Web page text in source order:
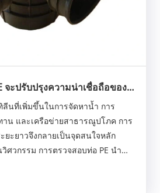
จะปรับปรุงความน่าเชื่อถือของ
ลีนที่เพิ่มขึ้นในการจัดหาน้ำ การ
น และเครือข่ายสาธารณูปโภค การ
ยะยาวจึงกลายเป็นจุดสนใจหลัก
ศวกรรม การตรวจสอบท่อ PE นำ
นการทำงานที่เชื่อถือได้......